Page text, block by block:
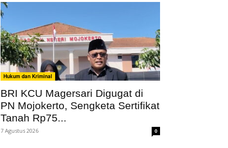
Hukum dan Kriminal
BRI KCU Magersari Digugat di
PN Mojokerto, Sengketa Sertifikat
Tanah Rp75...
7 Agustus 2026 0